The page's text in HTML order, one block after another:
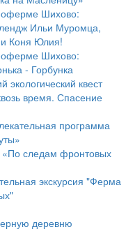
Шихово:
Ильи Муромца,
Коня Юлия!
Шихово:
- Горбунка
экологический квест
время. Спасение
программа
«По следам фронтовых
экскурсия "Ферма
деревню